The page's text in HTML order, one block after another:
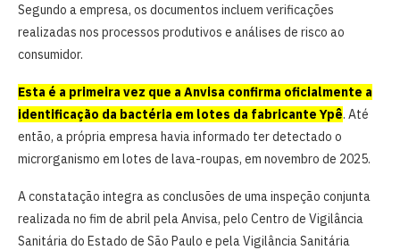
Segundo a empresa, os documentos incluem verificações
realizadas nos processos produtivos e análises de risco ao
consumidor.
Esta é a primeira vez que a Anvisa confirma oficialmente a
identificação da bactéria em lotes da fabricante Ypê. Até
então, a própria empresa havia informado ter detectado o
microrganismo em lotes de lava-roupas, em novembro de 2025.
A constatação integra as conclusões de uma inspeção conjunta
realizada no fim de abril pela Anvisa, pelo Centro de Vigilância
Sanitária do Estado de São Paulo e pela Vigilância Sanitária